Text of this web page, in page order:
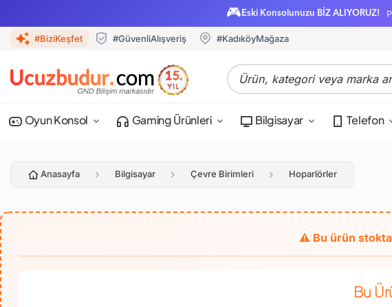
🎮 Eski Konsolunuzu BİZ ALIYORUZ!
#BiziKeşfet #GüvenliAlışveriş #KadıköyMağaza
Oyun Konsol Gaming Ürünleri Bilgisayar Telefon
Anasayfa Bilgisayar Çevre Birimleri Hoparlörler
Bu